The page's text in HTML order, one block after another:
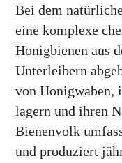
Bei dem
eine komplexe
Honigbienen aus
Unterleibern
von Honigwaben,
lagern und ihren
Bienenvolk
und produziert